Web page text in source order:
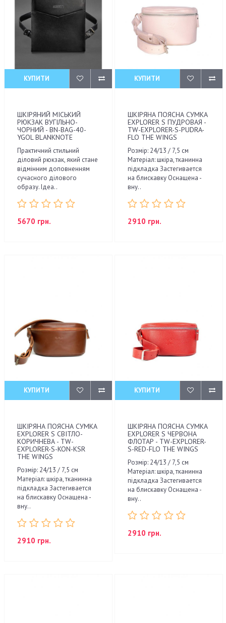
КУПИТИ
ШКІРЯНИЙ МІСЬКИЙ
РЮКЗАК ВУГІЛЬНО-
ЧОРНИЙ - BN-BAG-40-
YGOL BLANKNOTE
Практичний стильний
діловий рюкзак, який стане
відмінним доповненням
сучасного ділового
образу. Ідеа..
5670 грн.
КУПИТИ
ШКІРЯНА ПОЯСНА СУМКА
EXPLORER S ПУДРОВАЯ -
TW-EXPLORER-S-PUDRA-
FLO THE WINGS
Розмір: 24/13 / 7,5 см
Матеріал: шкіра, тканинна
підкладка Застегивается
на блискавку Оснащена -
вну..
2910 грн.
КУПИТИ
ШКІРЯНА ПОЯСНА СУМКА
EXPLORER S СВІТЛО-
КОРИЧНЕВА - TW-
EXPLORER-S-KON-KSR
THE WINGS
Розмір: 24/13 / 7,5 см
Матеріал: шкіра, тканинна
підкладка Застегивается
на блискавку Оснащена -
вну..
2910 грн.
КУПИТИ
ШКІРЯНА ПОЯСНА СУМКА
EXPLORER S ЧЕРВОНА
ФЛОТАР - TW-EXPLORER-
S-RED-FLO THE WINGS
Розмір: 24/13 / 7,5 см
Матеріал: шкіра, тканинна
підкладка Застегивается
на блискавку Оснащена -
вну..
2910 грн.